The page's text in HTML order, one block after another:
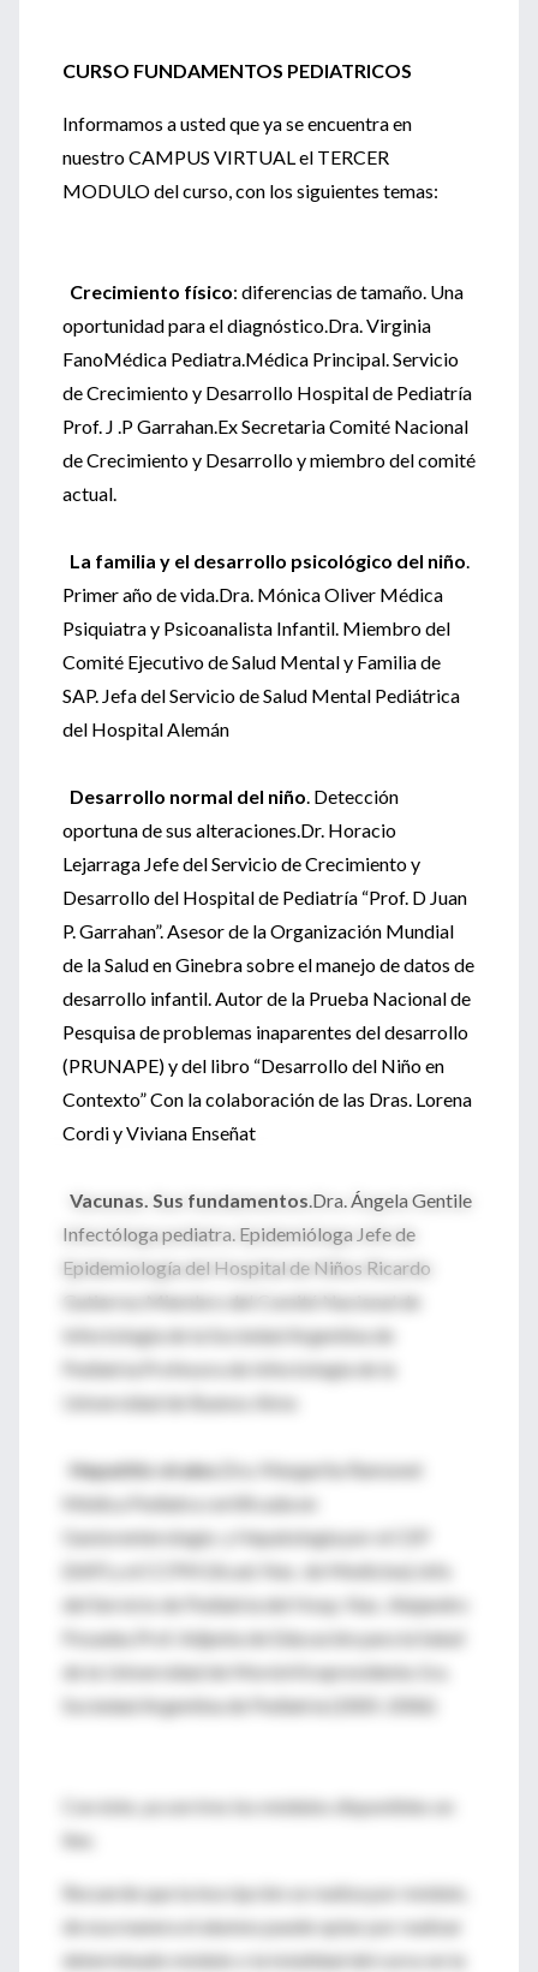
CURSO FUNDAMENTOS PEDIATRICOS
Informamos a usted que ya se encuentra en
nuestro CAMPUS VIRTUAL el TERCER
MODULO del curso, con los siguientes temas:
Crecimiento físico: diferencias de tamaño. Una
oportunidad para el diagnóstico.Dra. Virginia
FanoMédica Pediatra.Médica Principal. Servicio
de Crecimiento y Desarrollo Hospital de Pediatría
Prof. J .P Garrahan.Ex Secretaria Comité Nacional
de Crecimiento y Desarrollo y miembro del comité
actual.
La familia y el desarrollo psicológico del niño.
Primer año de vida.Dra. Mónica Oliver Médica
Psiquiatra y Psicoanalista Infantil. Miembro del
Comité Ejecutivo de Salud Mental y Familia de
SAP. Jefa del Servicio de Salud Mental Pediátrica
del Hospital Alemán
Desarrollo normal del niño. Detección
oportuna de sus alteraciones.Dr. Horacio
Lejarraga Jefe del Servicio de Crecimiento y
Desarrollo del Hospital de Pediatría “Prof. D Juan
P. Garrahan”. Asesor de la Organización Mundial
de la Salud en Ginebra sobre el manejo de datos de
desarrollo infantil. Autor de la Prueba Nacional de
Pesquisa de problemas inaparentes del desarrollo
(PRUNAPE) y del libro “Desarrollo del Niño en
Contexto” Con la colaboración de las Dras. Lorena
Cordi y Viviana Enseñat
Vacunas. Sus fundamentos.Dra. Ángela Gentile
Infectóloga pediatra. Epidemióloga Jefe de
Epidemiología del Hospital de Niños Ricardo
Gutierrez.Miembro del Comité Nacional de
Infectología de la Sociedad Argentina de
Pediatría.Profesora de Infectología de la
Universidad de Buenos Aires
Hepatitis virales.Dra. Margarita Ramonet
Médica Pediatra certificada en
Gastorenterología y Hepatología por el CEP
(SAP) y el CCPM (Acad. Nac. de Medicina).Jefa
del Servicio de Pediatría del Hosp. Nac. Alejandro
Posadas.Prof. Adjunta de Educación para la Salud
de la Universidad de MorónVicepresidenta 1ra.
Sociedad Argentina de Pediatría (2005-2006)
Con éste, ya son tres los módulos disponibles on
line.
Recuerde que la inscripción se realiza por módulo,
de esa manera el alumno puede optar por realizar
determinado módulo o la totalidad del curso en la